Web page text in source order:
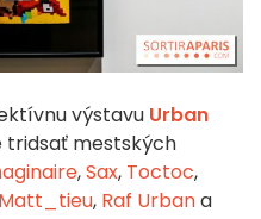
výstavu Urban
tridsať mestských
,Sax, Toctoc,
Matt_tieu, Raf Urbana